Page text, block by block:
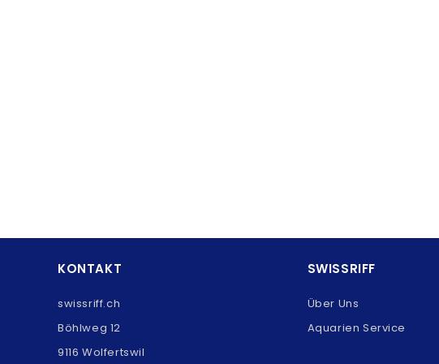
KONTAKT
swissriff.ch
Böhlweg 12
9116 Wolfertswil
SWISSRIFF
Über Uns
Aquarien Service